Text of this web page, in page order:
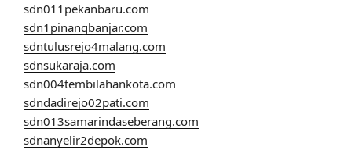
sdn011pekanbaru.com
sdn1pinangbanjar.com
sdntulusrejo4malang.com
sdnsukaraja.com
sdn004tembilahankota.com
sdndadirejo02pati.com
sdn013samarindaseberang.com
sdnanyelir2depok.com